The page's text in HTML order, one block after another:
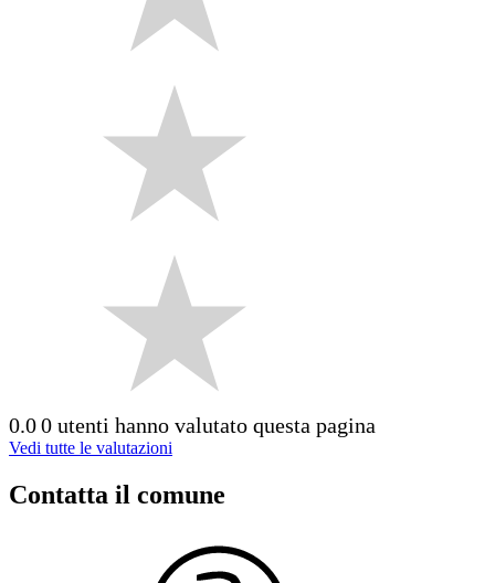
0.00 utenti hanno valutato questa pagina
Vedi tutte le valutazioni
Contatta il comune